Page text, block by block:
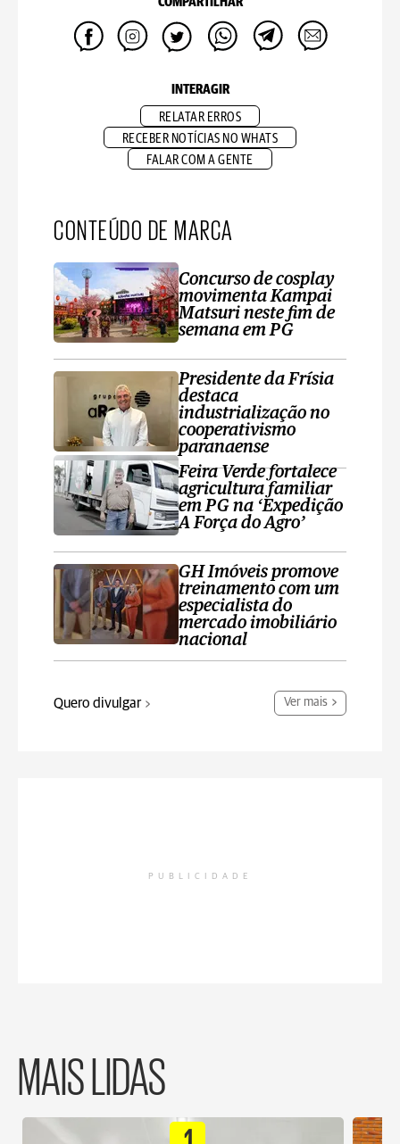
INTERAGIR
RELATAR ERROS
RECEBER NOTÍCIAS NO WHATS
FALAR COM A GENTE
CONTEÚDO DE MARCA
Concurso de cosplay
movimenta Kampai
Matsuri neste fim de
semana em PG
Presidente da Frísia
destaca
industrialização no
cooperativismo
paranaense
Feira Verde fortalece
agricultura familiar
em PG na ‘Expedição
A Força do Agro’
GH Imóveis promove
treinamento com um
especialista do
mercado imobiliário
nacional
Quero divulgar Ver mais
PUBLICIDADE
MAIS LIDAS